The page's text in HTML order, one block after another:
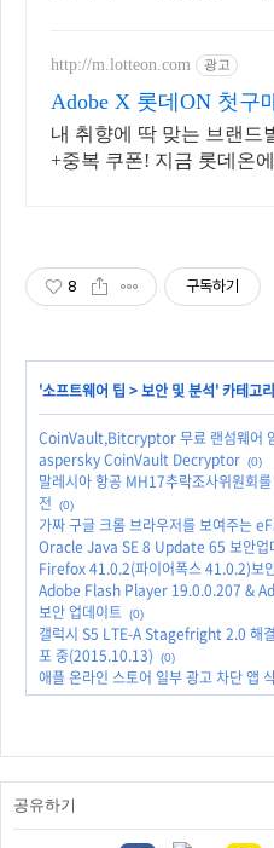
http://m.lotteon.com 광고
Adobe X 롯데ON 첫구
5천원 혜택!
내 취향에 딱 맞는 브랜드
+중복 쿠폰! 지금 롯데온
8 구독하기
'소프트웨어 팁 >보안 및 분석' 카테고
CoinVault,Bitcryptor 무료 랜섬웨어
aspersky CoinVault Decryptor (0)
말레시아 항공 MH17추락조사위원회
전
(0)
가짜 구글 크롬 브라우저를 보여주는
Oracle Java SE 8 Update 65 보안업
Firefox 41.0.2(파이어폭스 41.0.2)보
Adobe Flash Player 19.0.0.207 &
보안 업데이트 (0)
갤럭시 S5 LTE-A Stagefright 2.0 해
포 중(2015.10.13)
(0)
애플 온라인 스토어 일부 광고 차단 앱
공유하기